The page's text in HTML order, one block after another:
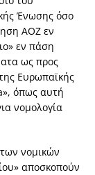
Ένωσης όσο
ΑΟΖ εν
εν πάση
ως προς
Ευρωπαϊκής
όπως αυτή
νομολογία
νομικών
αποσκοπούν